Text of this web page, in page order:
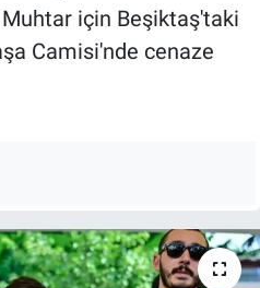
Muhtar için Beşiktaş'taki
Camisi'nde cenaze